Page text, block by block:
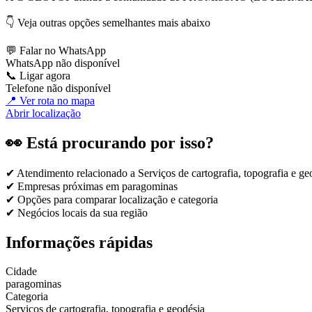
👇 Veja outras opções semelhantes mais abaixo
💬 Falar no WhatsApp
WhatsApp não disponível
📞 Ligar agora
Telefone não disponível
📍 Ver rota no mapa
Abrir localização
👀 Está procurando por isso?
✔ Atendimento relacionado a Serviços de cartografia, topografia e
✔ Empresas próximas em paragominas
✔ Opções para comparar localização e categoria
✔ Negócios locais da sua região
Informações rápidas
Cidade
paragominas
Categoria
Serviços de cartografia, topografia e geodésia